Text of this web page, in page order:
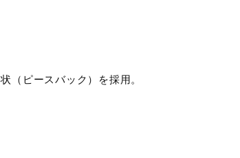
（ピースバック）を採用。